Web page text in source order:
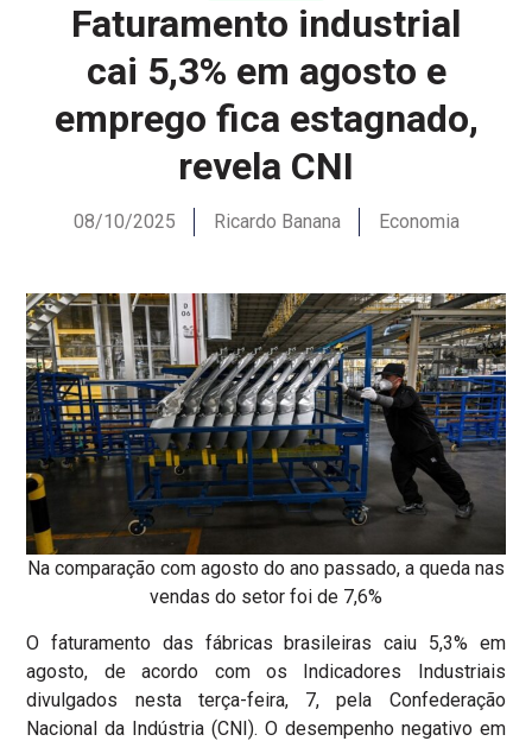
Faturamento industrial
cai 5,3% em agosto e
emprego fica estagnado,
revela CNI
08/10/2025 Ricardo Banana Economia
Na comparação com agosto do ano passado, a queda nas
vendas do setor foi de 7,6%
O faturamento das fábricas brasileiras caiu 5,3% em
agosto, de acordo com os Indicadores Industriais
divulgados nesta terça-feira, 7, pela Confederação
Nacional da Indústria (CNI). O desempenho negativo em